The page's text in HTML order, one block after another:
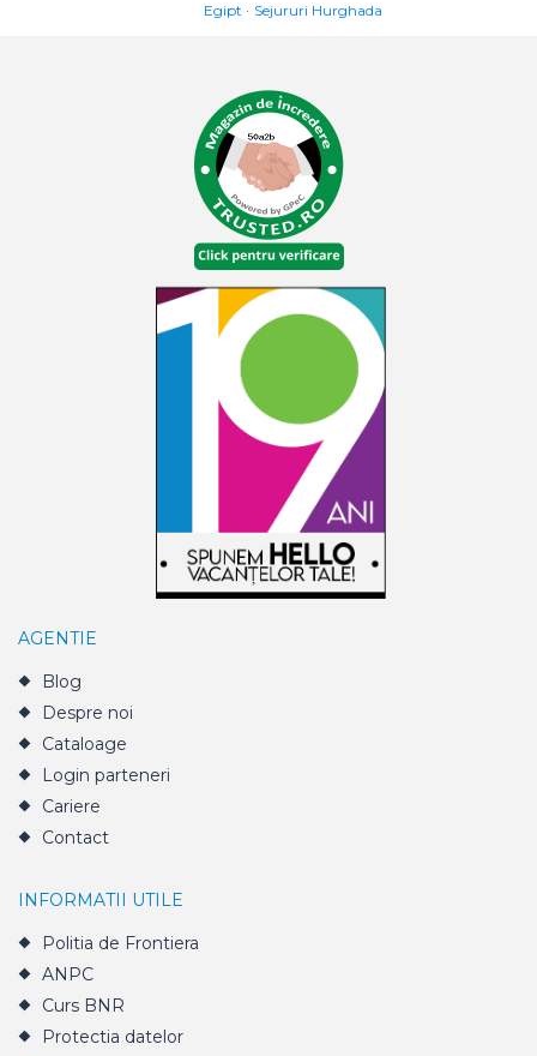
Egipt
Sejururi Hurghada
AGENTIE
Blog
Despre noi
Cataloage
Login parteneri
Cariere
Contact
INFORMATII UTILE
Politia de Frontiera
ANPC
Curs BNR
Protectia datelor